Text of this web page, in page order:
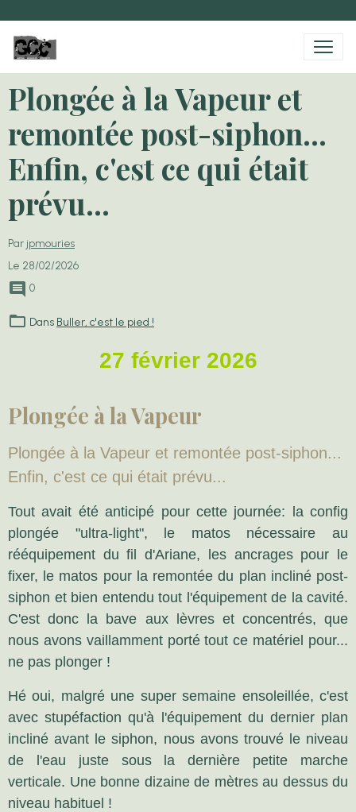
Plongée à la Vapeur et
remontée post-siphon...
Enfin, c'est ce qui était
prévu...
Par jpmouries
Le 28/02/2026
0
Dans Buller, c'est le pied !
27 février 2026
Plongée à la Vapeur
Plongée à la Vapeur et remontée post-siphon...
Enfin, c'est ce qui était prévu...
Tout avait été anticipé pour cette journée: la config
plongée "ultra-light", le matos nécessaire au
rééquipement du fil d'Ariane, les ancrages pour le
fixer, le matos pour la remontée du plan incliné post-
siphon et bien entendu tout l'équipement de la cavité.
C'est donc la bave aux lèvres et concentrés, que
nous avons vaillamment porté tout ce matériel pour...
ne pas plonger !
Hé oui, malgré une super semaine ensoleillée, c'est
avec stupéfaction qu'à l'équipement du dernier plan
incliné avant le siphon, nous avons trouvé le niveau
de l'eau juste sous la dernière petite marche
verticale. Une bonne dizaine de mètres au dessus du
niveau habituel !